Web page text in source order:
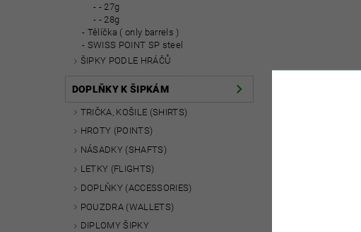
- 27g
- 28g
Tělíčka ( only barrels )
SWISS POINT SP steel
ŠIPKY PODLE HRÁČŮ
DOPLŇKY K ŠIPKÁM
TRIČKA, KOŠILE (SHIRTS)
HROTY (POINTS)
NÁSADKY (SHAFTS)
LETKY (FLIGHTS)
DOPLŇKY (ACCESSORIES)
POUZDRA (WALLETS)
DIPLOMY ŠIPKY